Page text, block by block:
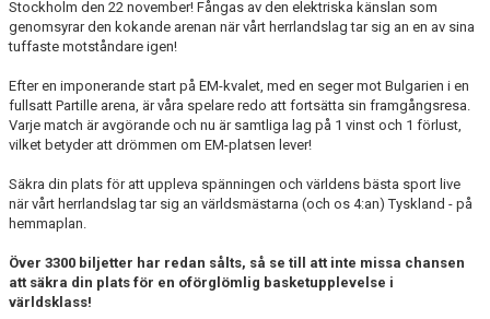
Stockholm den 22 november! Fångas av den elektriska känslan som
genomsyrar den kokande arenan när vårt herrlandslag tar sig an en av sina
tuffaste motståndare igen!
Efter en imponerande start på EM-kvalet, med en seger mot Bulgarien i en
fullsatt Partille arena, är våra spelare redo att fortsätta sin framgångsresa.
Varje match är avgörande och nu är samtliga lag på 1 vinst och 1 förlust,
vilket betyder att drömmen om EM-platsen lever!
Säkra din plats för att uppleva spänningen och världens bästa sport live
när vårt herrlandslag tar sig an världsmästarna (och os 4:an) Tyskland - på
hemmaplan.
Över 3300 biljetter har redan sålts, så se till att inte missa chansen
att säkra din plats för en oförglömlig basketupplevelse i
världsklass!